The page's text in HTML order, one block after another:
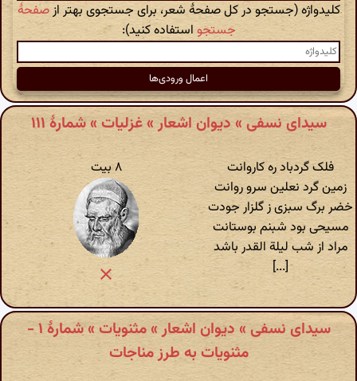
کلیدواژه (جستجو در کل صفحهٔ شعر، برای جستجوی بهتر ازصفحهٔ
جستجو استفاده کنید):
سیدای نسفی » دیوان اشعار » غزلیات » شمارهٔ ۱۱۱
فلک گردباد ره کاروانت
زمین گرد نعلین سرو روانت
خضر برگ سبزی ز گلزار جودت
مسیحی بود شبنم بوستانت
مراد از شب لیلة القدر باشد
[...]
۸ بیت
سیدای نسفی » دیوان اشعار » مثنویات » شمارهٔ ۱ -
مثنویات به طرز مناجات